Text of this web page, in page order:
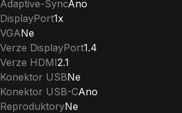
Adaptive-SyncAno
DisplayPort1x
VGANe
Verze DisplayPort1.4
Verze HDMI2.1
Konektor USBNe
Konektor USB-CAno
ReproduktoryNe